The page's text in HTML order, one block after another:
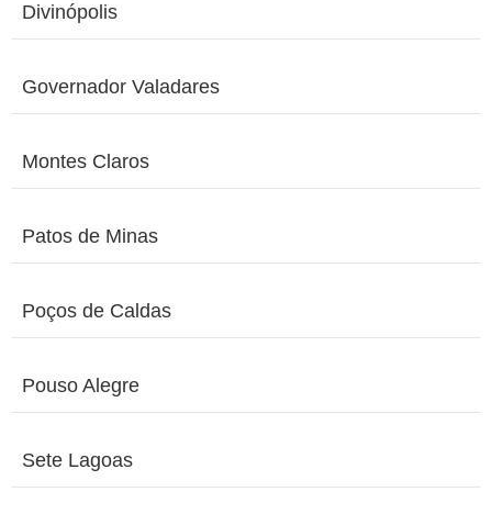
Divinópolis
Governador Valadares
Montes Claros
Patos de Minas
Poços de Caldas
Pouso Alegre
Sete Lagoas